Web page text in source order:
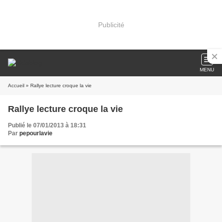
Publicité
MENU
Accueil » Rallye lecture croque la vie
Rallye lecture croque la vie
Publié le 07/01/2013 à 18:31
Par pepourlavie